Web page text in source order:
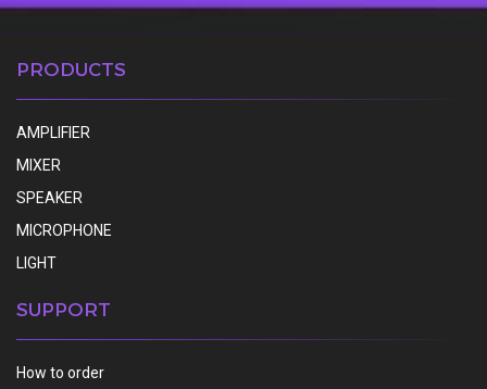
PRODUCTS
AMPLIFIER
MIXER
SPEAKER
MICROPHONE
LIGHT
SUPPORT
How to order